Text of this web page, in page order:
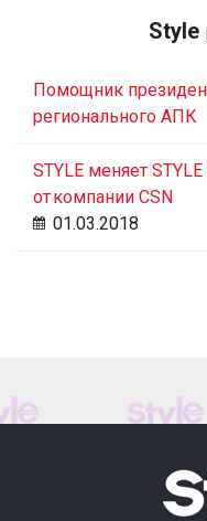
Style
Помощник
регионального АПК
STYLE меняет
от компании CSN
01.03.2018